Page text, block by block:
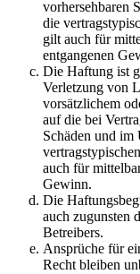
vorhersehbaren
die
gilt auch für
entgangenen
Die Haftung ist
Verletzung von
vorsätzlichem
auf die bei
Schäden und im
auch für
Gewinn.
Die
auch zugunsten
Betreibers.
Ansprüche für
Recht bleiben